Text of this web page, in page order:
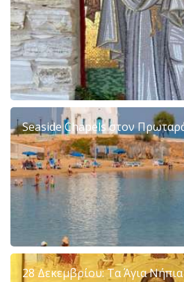
Seaside Chapels στον
28 Δεκεμβρίου: Τα Άγια